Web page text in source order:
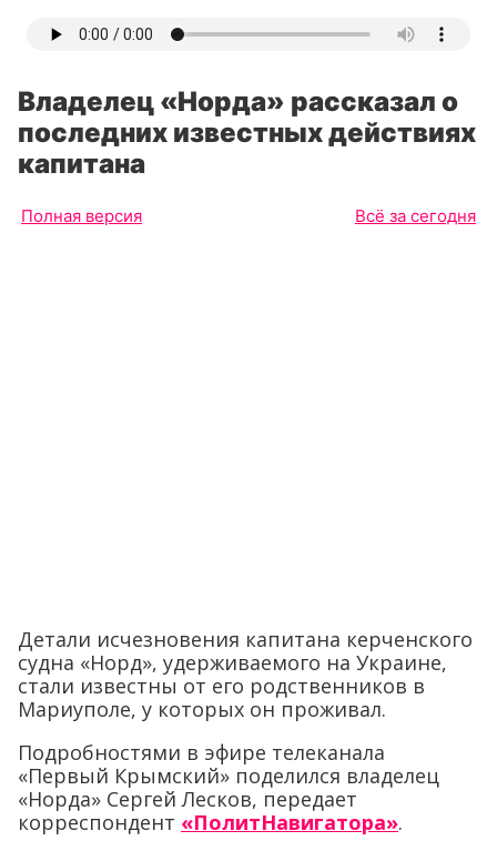
Владелец «Норда» рассказал о
последних известных действиях
капитана
Полная версия Всё за сегодня
Детали исчезновения капитана керченского
судна «Норд», удерживаемого на Украине,
стали известны от его родственников в
Мариуполе, у которых он проживал.
Подробностями в эфире телеканала
«Первый Крымский» поделился владелец
«Норда» Сергей Лесков, передает
корреспондент «ПолитНавигатора».